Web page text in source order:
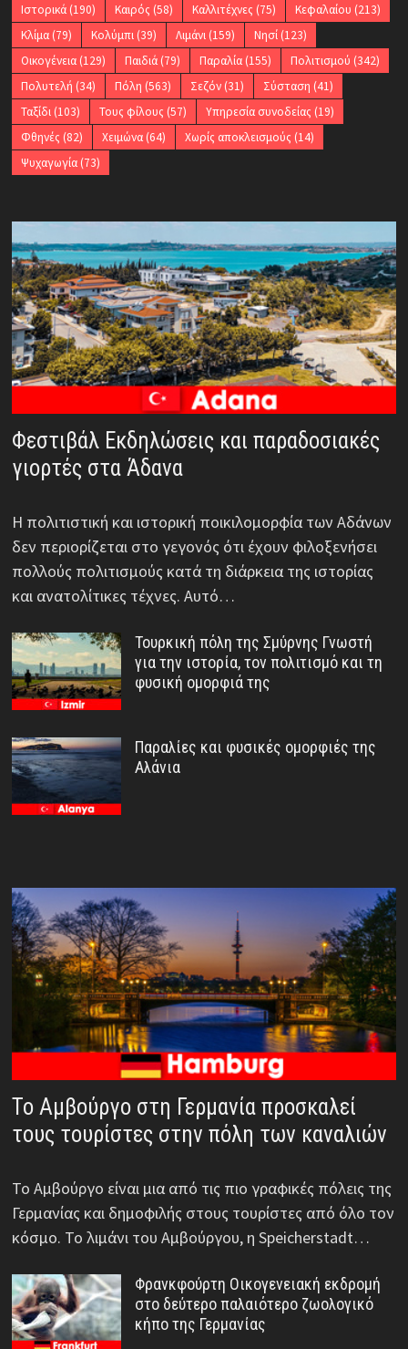
Ιστορικά(190) Καιρός (58) Καλλιτέχνες (75) Κεφαλαίου (213)
Κλίμα(79) Κολύμπι(39) Λιμάνι(159) Νησί(123)
Οικογένεια(129) Παιδιά(79) Παραλία(155) Πολιτισμού (342)
Πολυτελή (34) Πόλη (563) Σεζόν(31) Σύσταση (41)
Ταξίδι(103) Τους φίλους (57) Υπηρεσία συνοδείας (19)
Φθηνές (82) Χειμώνα(64) Χωρίς αποκλεισμούς (14)
Ψυχαγωγία(73)
Φεστιβάλ Εκδηλώσεις και παραδοσιακές
γιορτές στα Άδανα
Η πολιτιστική και ιστορική ποικιλομορφία των Αδάνων
δεν περιορίζεται στο γεγονός ότι έχουν φιλοξενήσει
πολλούς πολιτισμούς κατά τη διάρκεια της ιστορίας
και ανατολίτικες τέχνες. Αυτό…
Τουρκική πόλη της Σμύρνης Γνωστή
για την ιστορία, τον πολιτισμό και τη
φυσική ομορφιά της
Παραλίες και φυσικές ομορφιές της
Αλάνια
Το Αμβούργο στη Γερμανία προσκαλεί
τους τουρίστες στην πόλη των καναλιών
Το Αμβούργο είναι μια από τις πιο γραφικές πόλεις της
Γερμανίας και δημοφιλής στους τουρίστες από όλο τον
κόσμο. Το λιμάνι του Αμβούργου, η Speicherstadt…
Φρανκφούρτη Οικογενειακή εκδρομή
στο δεύτερο παλαιότερο ζωολογικό
κήπο της Γερμανίας